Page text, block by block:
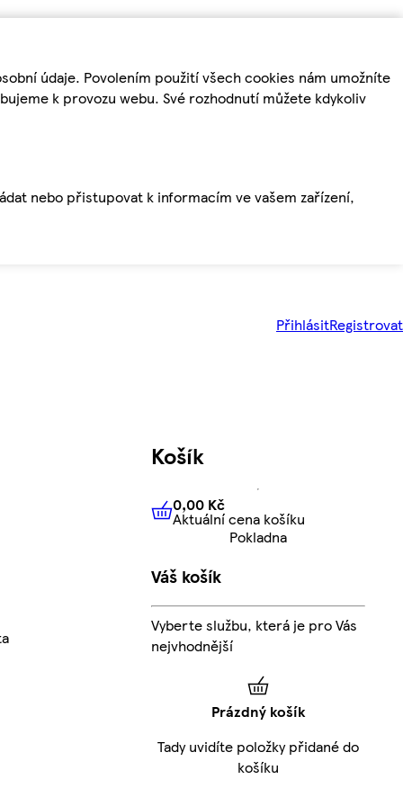
údaje. Povolením použití všech cookies nám umožníte
k provozu webu. Své rozhodnutí můžete kdykoliv
nebo přistupovat k informacím ve vašem zařízení,
PřihlásitRegistrovat
Košík
0,00 KčAktuální cena košíku
0,00 Kč
Aktuální cena košíku
Pokladna
Váš košík
Vyberte službu, která je pro Vás
nejvhodnější
Prázdný košík
Tady uvidíte položky přidané do
košíku